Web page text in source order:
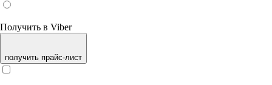
Получить в Viber
получить прайс-лист